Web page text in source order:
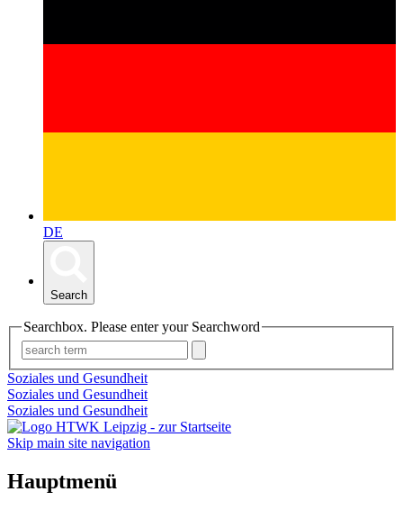
DE
Search
Searchbox. Please enter your Searchword
Soziales und Gesundheit
Soziales und Gesundheit
Soziales und Gesundheit
Skip main site navigation
Hauptmenü